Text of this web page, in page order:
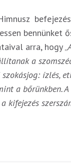
bennünket
arra, hogy „
a
ízlés,
a bőrünkben.
kifejezés